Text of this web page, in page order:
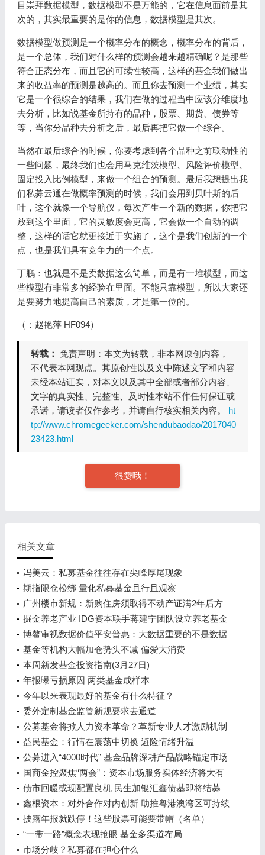
目崇拜数据模型，数据模型不是万能的，它在信息面前是其
次的，其实最重要的是你的信息，数据模型是其次。
数据模型做预测是一个概率分布的概念，概率分布的背后，
是一个总体，我们对什么样的预测会越来越精确呢？是那些
符合正态分布，而且它的可续性较高，这样的基金我们做出
来的收益率的预测是越高的。而且你去预测一个业绩，其实
它是一个很综合的结果，我们在做的过程当中应该分维度地
去分析，比如说基金所持有的品种，股票、期货、债券等
等，当你分品种去分析之后，最后再把它做一个综合。
当然在最后综合的时候，你要考虑到各个品种之前联动性的
一些问题，最终我们也会用马克维茨模型、风险评价模型、
固定投入比例模型，来做一个组合的预测。最后我想提出我
们私募云通在做概率预测的时候，我们会用到贝叶斯的后
叶，这个就像一个导航仪，每次产生一个新的数据，你把它
放到这个里面，它的灵敏度会更高，它会做一个自动的调
整，这样的话它就更接近于实施了，这个是我们创新的一个
点，也是我们具有竞争力的一个点。
丁鹏：也就是不是卖数据这么简单，而是有一堆模型，而这
些模型有非常多的经验在里面。不能只靠模型，所以大家还
是要努力地提高自己的素质，才是第一位的。
（：赵艳萍 HF094）
转载： 免责声明：本文为转载，非本网原创内容，
不代表本网观点。其原创性以及文中陈述文字和内容
未经本站证实，对本文以及其中全部或者部分内容、
文字的真实性、完整性、及时性本站不作任何保证或
承诺，请读者仅作参考，并请自行核实相关内容。 ht
tp://www.chromegeeker.com/shendubaodao/2017040
23423.html
很赞哦！
相关文章
冯美云：私募基金往往存在尖峰厚尾现象
期指限仓松绑 量化私募基金且行且观察
广州楼市新规：新购住房须取得不动产证满2年后方
可转让
掘金养老产业 IDG资本联手蒋建宁团队设立养老基金
博鳌审视数据价值平安普惠：大数据重要的不是数据
基金等机构大幅加仓势头不减 偏爱大消费
本周新发基金投资指南(3月27日)
年报曝亏损原因 两类基金成样本
今年以来表现最好的基金有什么特征？
委外定制基金监管新规要求去通道
公募基金将掀人力资本革命？革新专业人才激励机制
益民基金：行情在震荡中切换 避险情绪升温
公募进入“4000时代” 基金品牌深耕产品战略锚定市场
需求
国商金控聚焦“两会”：资本市场服务实体经济将大有
可为
债市回暖或现配置良机 民生加银汇鑫债基即将结募
鑫根资本：对外合作对内创新 助推粤港澳湾区可持续
性发展
披露年报就跌停！这些股票可能要带帽（名单）
“一带一路”概念表现抢眼 基金多渠道布局
市场分歧？私募都在担心什么